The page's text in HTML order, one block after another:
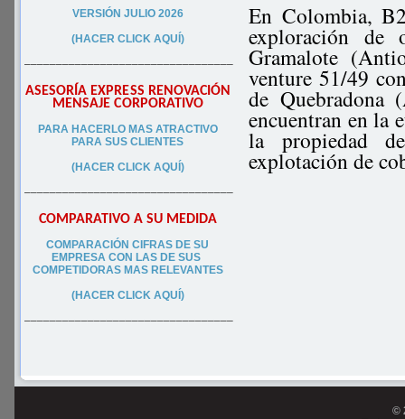
VERSIÓN JULIO 2026
(HACER CLICK AQUÍ)
–––––––––––––––––––––––––––––––––
ASESORÍA EXPRESS RENOVACIÓN
MENSAJE CORPORATIVO
PARA HACERLO MAS ATRACTIVO
PARA SUS CLIENTES
(HACER CLICK AQUÍ)
–––––––––––––––––––––––––––––––––
COMPARATIVO A SU MEDIDA
COMPARACIÓN CIFRAS DE SU
EMPRESA CON LAS DE SUS
COMPETIDORAS MAS RELEVANTES
(HACER CLICK AQUÍ)
–––––––––––––––––––––––––––––––––
En Colombia,
exploración de
Gramalote
venture 51/49
de Quebradona
encuentran en la
la propiedad
explotación de
©